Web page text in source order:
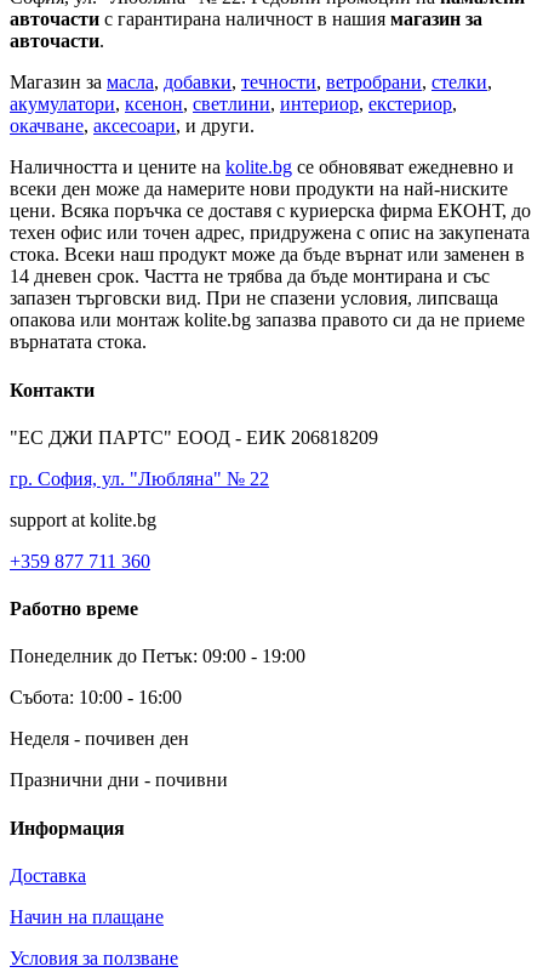
авточасти с гарантирана наличност в нашия магазин за
авточасти.
Магазин за масла, добавки, течности, ветробрани, стелки,
акумулатори, ксенон, светлини, интериор, екстериор,
окачване, аксесоари, и други.
Наличността и цените на kolite.bg се обновяват ежедневно и
всеки ден може да намерите нови продукти на най-ниските
цени. Всяка поръчка се доставя с куриерска фирма ЕКОНТ, до
техен офис или точен адрес, придружена с опис на закупената
стока. Всеки наш продукт може да бъде върнат или заменен в
14 дневен срок. Частта не трябва да бъде монтирана и със
запазен търговски вид. При не спазени условия, липсваща
опакова или монтаж kolite.bg запазва правото си да не приеме
върнатата стока.
Контакти
"ЕС ДЖИ ПАРТС" ЕООД - ЕИК 206818209
гр. София, ул. "Любляна" № 22
support at kolite.bg
+359 877 711 360
Работно време
Понеделник до Петък: 09:00 - 19:00
Събота: 10:00 - 16:00
Неделя - почивен ден
Празнични дни - почивни
Информация
Доставка
Начин на плащане
Условия за ползване